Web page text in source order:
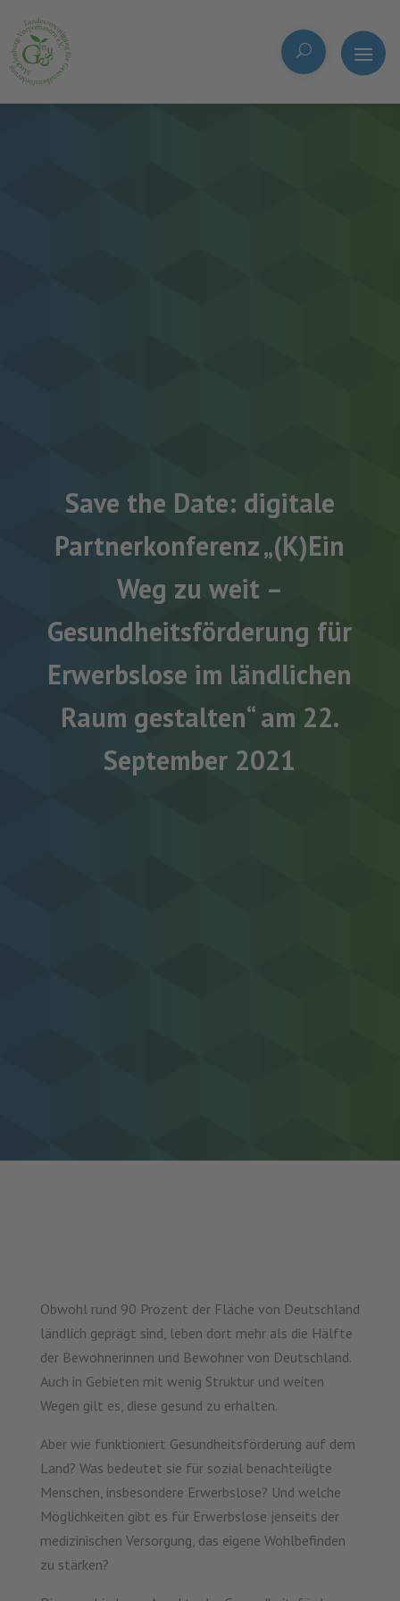
Save the Date: digitale
Partnerkonferenz „(K)Ein
Weg zu weit –
Gesundheitsförderung für
Erwerbslose im ländlichen
Raum gestalten“ am 22.
September 2021
Obwohl rund 90 Prozent der Fläche von Deutschland
ländlich geprägt sind, leben dort mehr als die Hälfte
der Bewohnerinnen und Bewohner von Deutschland.
Auch in Gebieten mit wenig Struktur und weiten
Wegen gilt es, diese gesund zu erhalten.
Aber wie funktioniert Gesundheitsförderung auf dem
Land? Was bedeutet sie für sozial benachteiligte
Menschen, insbesondere Erwerbslose? Und welche
Möglichkeiten gibt es für Erwerbslose jenseits der
medizinischen Versorgung, das eigene Wohlbefinden
zu stärken?